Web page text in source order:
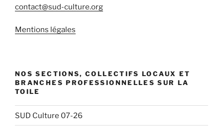
contact@sud-culture.org
Mentions légales
NOS SECTIONS, COLLECTIFS LOCAUX ET
BRANCHES PROFESSIONNELLES SUR LA
TOILE
SUD Culture 07-26